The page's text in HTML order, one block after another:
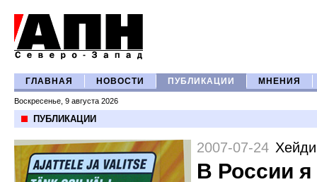
ГЛАВНАЯ НОВОСТИ ПУБЛИКАЦИИ МНЕНИЯ
Воскресенье, 9 августа 2026
ПУБЛИКАЦИИ
2007-07-24
В России